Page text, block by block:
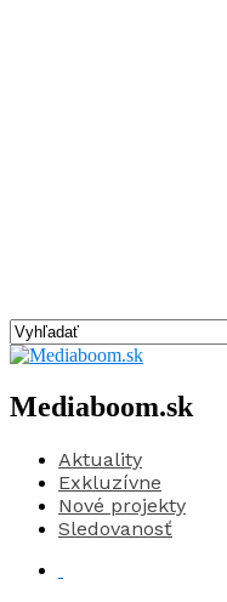
Mediaboom.sk
Aktuality
Exkluzívne
Nové projekty
Sledovanosť